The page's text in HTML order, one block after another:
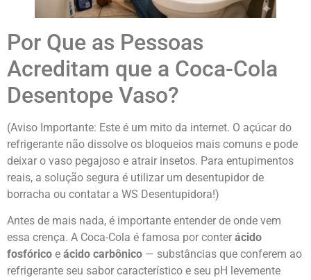
Por Que as Pessoas
Acreditam que a Coca-Cola
Desentope Vaso?
(Aviso Importante: Este é um mito da internet. O açúcar do
refrigerante não dissolve os bloqueios mais comuns e pode
deixar o vaso pegajoso e atrair insetos. Para entupimentos
reais, a solução segura é utilizar um desentupidor de
borracha ou contatar a WS Desentupidora!)
Antes de mais nada, é importante entender de onde vem
essa crença. A Coca-Cola é famosa por conter ácido
fosfórico e ácido carbônico — substâncias que conferem ao
refrigerante seu sabor característico e seu pH levemente